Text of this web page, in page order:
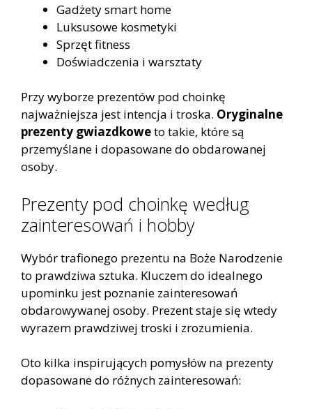
Gadżety smart home
Luksusowe kosmetyki
Sprzęt fitness
Doświadczenia i warsztaty
Przy wyborze prezentów pod choinkę
najważniejsza jest intencja i troska. Oryginalne
prezenty gwiazdkoweto takie, które są
przemyślane i dopasowane do obdarowanej
osoby.
Prezenty pod choinkę według
zainteresowań i hobby
Wybór trafionego prezentu na Boże Narodzenie
to prawdziwa sztuka. Kluczem do idealnego
upominku jest poznanie zainteresowań
obdarowywanej osoby. Prezent staje się wtedy
wyrazem prawdziwej troski i zrozumienia.
Oto kilka inspirujących pomysłów na prezenty
dopasowane do różnych zainteresowań: